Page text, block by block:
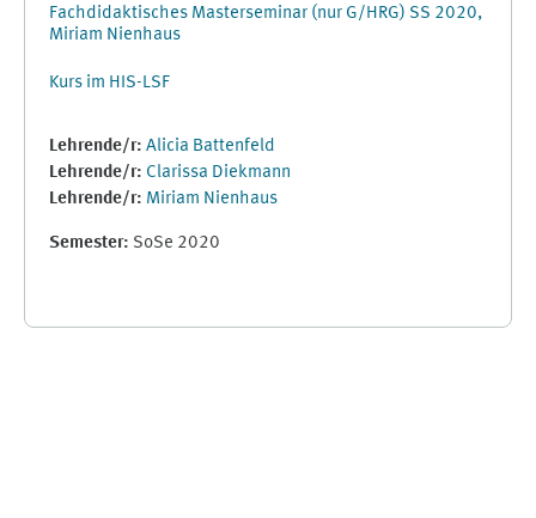
Fachdidaktisches Masterseminar (nur G/HRG) SS 2020,
Miriam Nienhaus
Kurs im HIS-LSF
Lehrende/r: Alicia Battenfeld
Lehrende/r: Clarissa Diekmann
Lehrende/r: Miriam Nienhaus
Semester: SoSe 2020